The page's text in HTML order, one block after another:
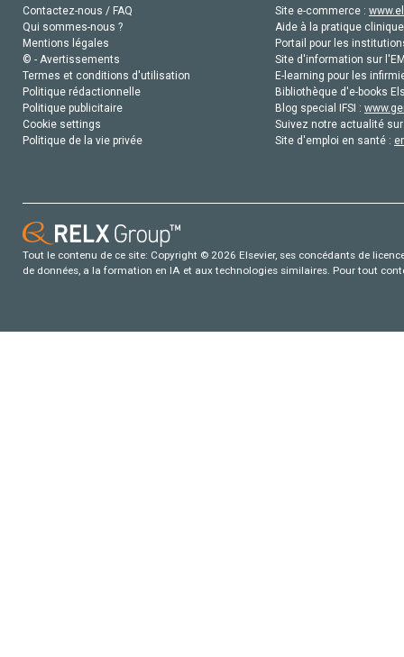
Contactez-nous / FAQ
Qui sommes-nous ?
Mentions légales
© - Avertissements
Termes et conditions d'utilisation
Politique rédactionnelle
Politique publicitaire
Cookie settings
Politique de la vie privée
Site e-commerce :
Aide à la pratique
Portail pour les
Site d'information sur
E-learning pour les
Bibliothèque d'e-books
Blog special IFSI :
Suivez notre actualité
Site d'emploi en santé :
Tout le contenu de ce site: Copyright © 2026 Elsevier, ses concédants de
de données, a la formation en IA et aux technologies similaires. Pour tout